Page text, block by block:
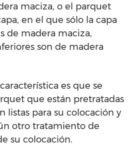
maciza, o el parquet
en el que sólo la capa
de madera maciza,
son de madera
es que se
que están pretratadas
listas para su colocación y
otro tratamiento de
su colocación.